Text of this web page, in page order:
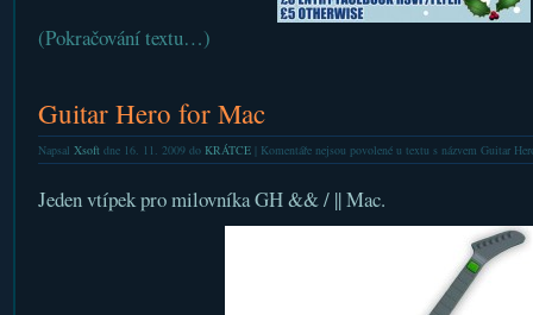
(Pokračování textu…)
Guitar Hero for Mac
Napsal Xsoftdne 16. 11. 2009 do KRÁTCE| Komentáře nejsou povolenéu textu s názvem Guitar
Jeden vtípek pro milovníka GH && / || Mac.